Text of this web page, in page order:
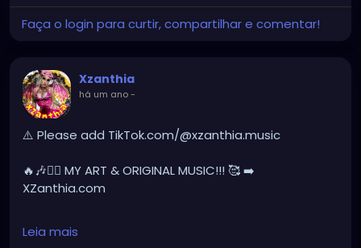
TikTok.com/@xzanthia.music
YOUTUBE.com/XZanthiaMUSIC
hellpop#creaturecosplay #monstercosplay
#creepygirl#creepycosplay#clowncore
#gothchick#pastelgoth
Faça o login para curtir, compartilhar e comentar!
Xzanthia
há um ano-
⚠️ Please add TikTok.com/@xzanthia.music
🔥🎶❤️‍🔥 MY ART & ORIGINAL MUSIC!!! 🥰 ➡️
XZanthia.com
INSTAGRAM.com/xzanthia.official.profile
Leia mais